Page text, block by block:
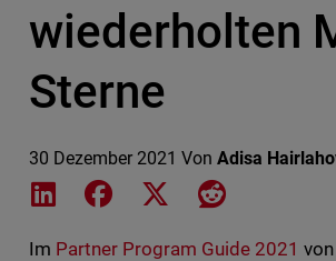
wiederholten
Sterne
30 Dezember 2021 Von Adisa
Share on LinkedIn
Share on Facebook
Share on XShare on
Im Partner Program Guide 2021